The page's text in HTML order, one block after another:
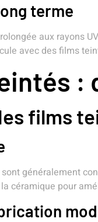
terme
aux rayons
avec des films
films
généralement
céramique pour